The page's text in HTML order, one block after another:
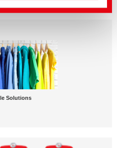
Solutions